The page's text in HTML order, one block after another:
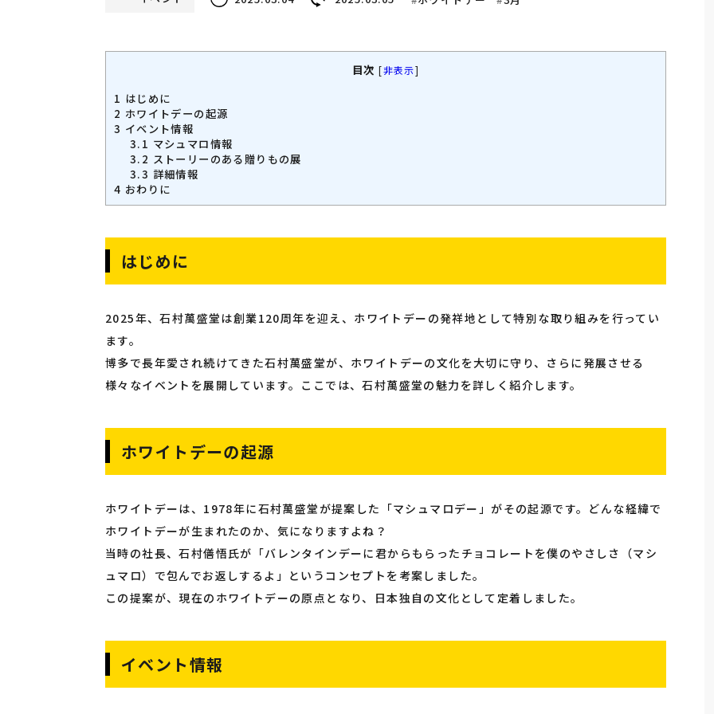
目次 [非表示]
1 はじめに
2 ホワイトデーの起源
3 イベント情報
3.1 マシュマロ情報
3.2 ストーリーのある贈りもの展
3.3 詳細情報
4 おわりに
はじめに
2025年、石村萬盛堂は創業120周年を迎え、ホワイトデーの発祥地として特別な取り組みを行ってい
ます。
博多で長年愛され続けてきた石村萬盛堂が、ホワイトデーの文化を大切に守り、さらに発展させる
様々なイベントを展開しています。ここでは、石村萬盛堂の魅力を詳しく紹介します。
ホワイトデーの起源
ホワイトデーは、1978年に石村萬盛堂が提案した「マシュマロデー」がその起源です。どんな経緯で
ホワイトデーが生まれたのか、気になりますよね？
当時の社長、石村僐悟氏が「バレンタインデーに君からもらったチョコレートを僕のやさしさ（マシ
ュマロ）で包んでお返しするよ」というコンセプトを考案しました。
この提案が、現在のホワイトデーの原点となり、日本独自の文化として定着しました。
イベント情報